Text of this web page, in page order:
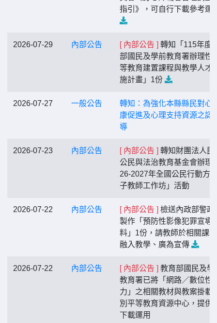
指引》，可自行下載參考運
2026-07-29 內部公告 [ 內部公告 ] 轉知「115年度
部國民及學前教育署辦理性
等教育建置課程與教學人才
施計畫」1份
2026-07-27 一般公告
轉知：為強化本縣縣民對心
康促進及心理支持資源之認
導
2026-07-23 內部公告 [ 內部公告 ] 轉知財團法人民
公民與法治教育基金會辦理
26-2027年全國公民行動方
子教師工作坊」活動
2026-07-22 內部公告 [ 內部公告 ] 檢送內政部警政
製作「預防性影像犯罪宣導
料」1份，請教師於相關課
融入教學、廣為宣傳
2026-07-22 內部公告 [ 內部公告 ] 教育部國民及學
教育署已將「網路／數位性
力」之相關教材與教案掛載
別平等教育資源中心，提供
下載運用